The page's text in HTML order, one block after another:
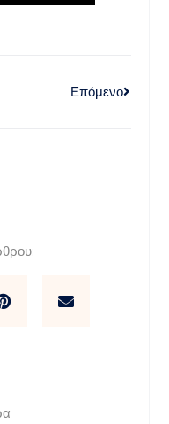
Επόμενο